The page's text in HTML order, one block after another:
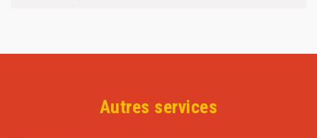
Autres services